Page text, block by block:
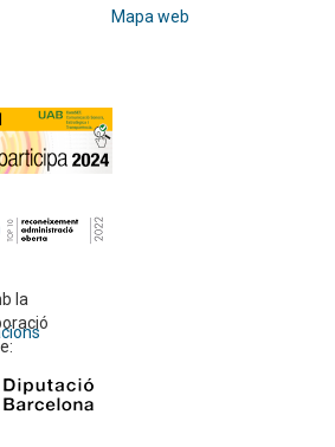
Mapa web
la